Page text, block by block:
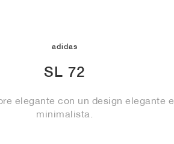
adidas
SL 72
elegante con un design elegante e
minimalista.